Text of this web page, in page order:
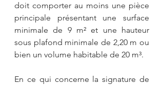
doit comporter au moins une pièce
principale présentant une surface
minimale de 9 m² et une hauteur
sous plafond minimale de 2,20 m ou
bien un volume habitable de 20 m³.
En ce qui concerne la signature de